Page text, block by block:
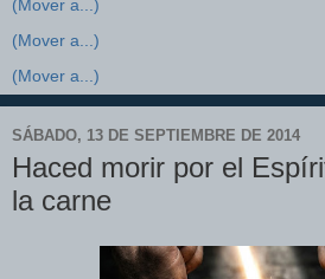
SÁBADO, 13 DE SEPTIEMBRE DE 2014
Haced morir por el
la carne